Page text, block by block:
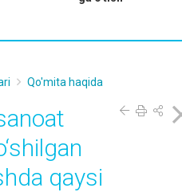
Qo'mita haqida
qaysi